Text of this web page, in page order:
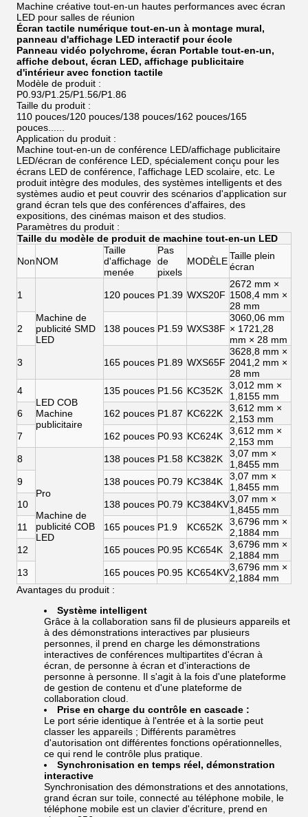
Machine créative tout-en-un hautes performances avec écran
LED pour salles de réunion
Écran tactile numérique tout-en-un à montage mural,
panneau d'affichage LED interactif pour école
Panneau vidéo polychrome, écran Portable tout-en-un,
affiche debout, écran LED, affichage publicitaire
d'intérieur avec fonction tactile
Modèle de produit :
P0.93/P1.25/P1.56/P1.86
Taille du produit :
110 pouces/120 pouces/138 pouces/162 pouces/165
pouces......
Application du produit :
Machine tout-en-un de conférence LED/affichage publicitaire
LED/écran de conférence LED, spécialement conçu pour les
écrans LED de conférence, l'affichage LED scolaire, etc. Le
produit intègre des modules, des systèmes intelligents et des
systèmes audio et peut couvrir des scénarios d'application sur
grand écran tels que des conférences d'affaires, des
expositions, des cinémas maison et des studios.
Paramètres du produit :
Taille du modèle de produit de machine tout-en-un LED
NonNOM
Taille
d'affichage
menée
Pas
de
pixels
MODÈLETaille plein
écran
1
Machine de
publicité SMD
LED
120 pouces P1.39 WXS20F
2672 mm ×
1508,4 mm ×
28 mm
2 138 pouces P1.59 WXS38F
3060,06 mm
× 1721,28
mm × 28 mm
3 165 pouces P1.89 WXS65F
3628,8 mm ×
2041,2 mm ×
28 mm
4
LED COB
Machine
publicitaire
135 pouces P1.56 KC352K
3,012 mm ×
1,8155 mm
6
162 pouces P1.87 KC622K
3,612 mm ×
2,153 mm
7
162 pouces P0.93 KC624K
3,612 mm ×
2,153 mm
8
Pro
Machine de
publicité COB
LED
138 pouces P1.58 KC382K
3,07 mm ×
1,8455 mm
9
138 pouces P0.79 KC384K
3,07 mm ×
1,8455 mm
10
138 pouces P0.79 KC384KV3,07 mm ×
1,8455 mm
11
165 pouces P1.9 KC652K
3,6796 mm ×
2,1884 mm
12
165 pouces P0.95 KC654K
3,6796 mm ×
2,1884 mm
13
165 pouces P0.95 KC654KV3,6796 mm ×
2,1884 mm
Avantages du produit :
Système intelligent
Grâce à la collaboration sans fil de plusieurs appareils et
à des démonstrations interactives par plusieurs
personnes, il prend en charge les démonstrations
interactives de conférences multipartites d'écran à
écran, de personne à écran et d'interactions de
personne à personne. Il s'agit à la fois d'une plateforme
de gestion de contenu et d'une plateforme de
collaboration cloud.
Prise en charge du contrôle en cascade :
Le port série identique à l'entrée et à la sortie peut
classer les appareils ; Différents paramètres
d'autorisation ont différentes fonctions opérationnelles,
ce qui rend le contrôle plus pratique.
Synchronisation en temps réel, démonstration
interactive
Synchronisation des démonstrations et des annotations,
grand écran sur toile, connecté au téléphone mobile, le
téléphone mobile est un clavier d'écriture, prend en